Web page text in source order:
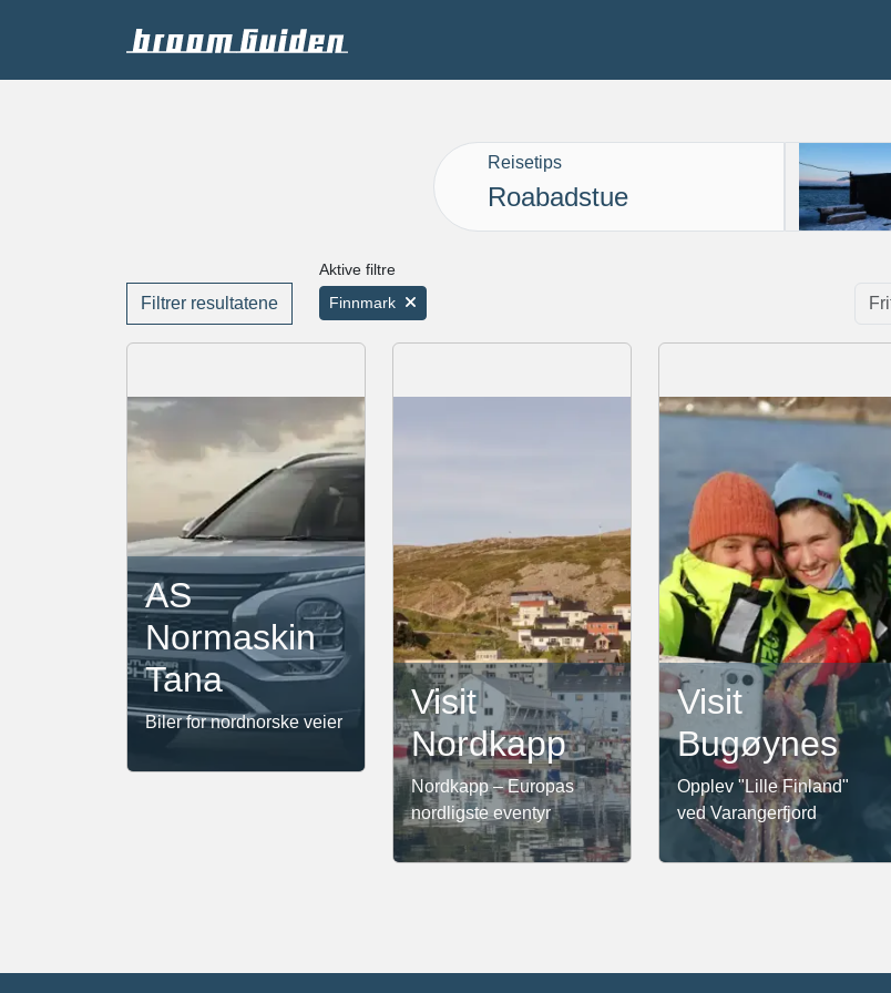
Reisetips
Roabadstue
Filtrer resultatene
Aktive filtre
Finnmark
AS
Normaskin
Tana
Biler for nordnorske veier
Visit
Nordkapp
Nordkapp – Europas
nordligste eventyr
Visit
Bugøynes
Opplev "Lille Finland"
ved Varangerfjord